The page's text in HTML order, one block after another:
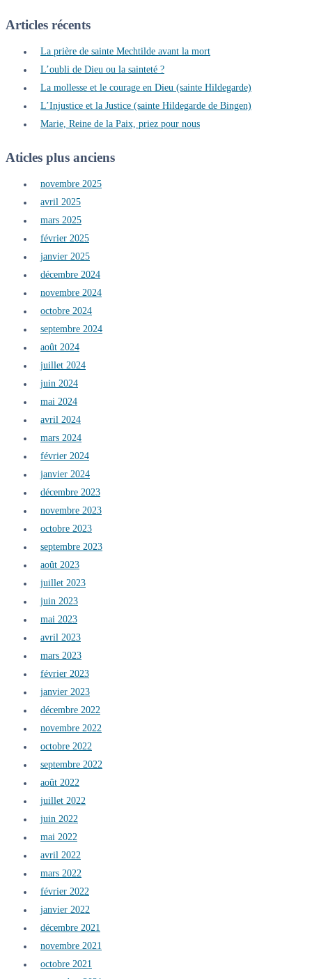
Articles récents
La prière de sainte Mechtilde avant la mort
L’oubli de Dieu ou la sainteté ?
La mollesse et le courage en Dieu (sainte Hildegarde)
L’Injustice et la Justice (sainte Hildegarde de Bingen)
Marie, Reine de la Paix, priez pour nous
Aticles plus anciens
novembre 2025
avril 2025
mars 2025
février 2025
janvier 2025
décembre 2024
novembre 2024
octobre 2024
septembre 2024
août 2024
juillet 2024
juin 2024
mai 2024
avril 2024
mars 2024
février 2024
janvier 2024
décembre 2023
novembre 2023
octobre 2023
septembre 2023
août 2023
juillet 2023
juin 2023
mai 2023
avril 2023
mars 2023
février 2023
janvier 2023
décembre 2022
novembre 2022
octobre 2022
septembre 2022
août 2022
juillet 2022
juin 2022
mai 2022
avril 2022
mars 2022
février 2022
janvier 2022
décembre 2021
novembre 2021
octobre 2021